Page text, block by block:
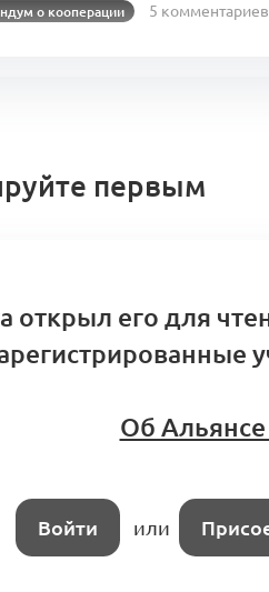
о кооперации 5 комментариев
первым
открыл его для
Об
Войти или